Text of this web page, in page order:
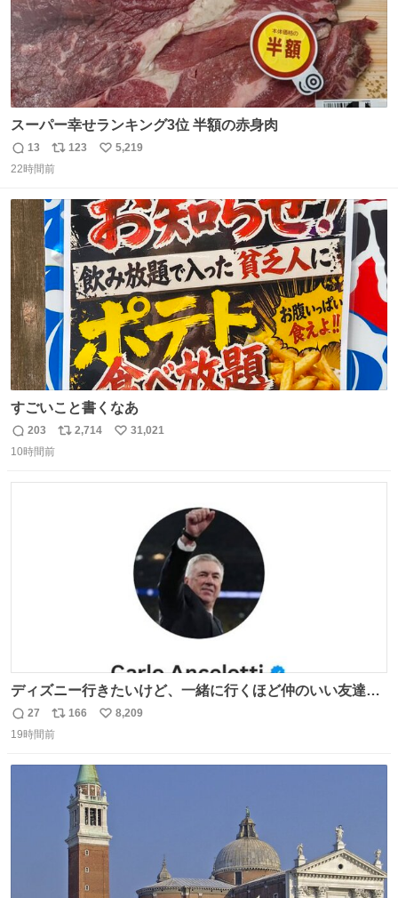
スーパー幸せランキング3位 半額の赤身肉
返
信
13
リ
ポ
ト
123
い
数
5,219
22時間前
すごいこと書くなあ
返
信
203
リ
2,714
い
31,021
10時間前
ディズニー行きたいけど、一緒に行くほど仲のいい友達が
居ない… ほんでこれ
返
信
27
リ
ポ
166
い
数
8,209
19時間前